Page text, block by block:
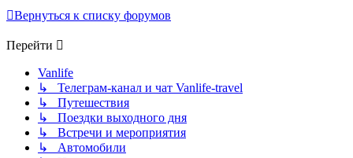
Вернуться к списку форумов
Перейти
Vanlife
↳ Телеграм-канал и чат Vanlife-travel
↳ Путешествия
↳ Поездки выходного дня
↳ Встречи и мероприятия
↳ Автомобили